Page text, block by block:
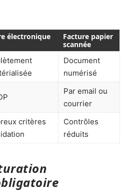
électronique
Facture papier
scannée
Document
numérisé
Par email ou
courrier
critères
Contrôles
réduits